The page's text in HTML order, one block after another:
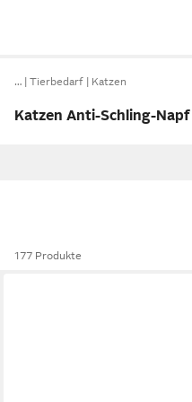
… Tierbedarf Katzen
Katzen Anti-Schling-Napf
177 Produkte